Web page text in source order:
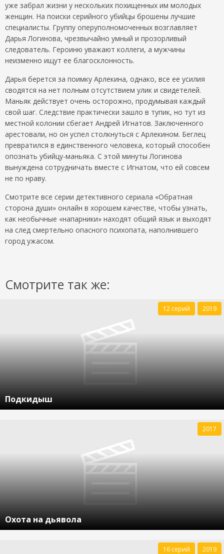
уже забрал жизни у нескольких похищенных им молодых
женщин. На поиски серийного убийцы брошены лучшие
специалисты. Группу оперуполномоченных возглавляет
Дарья Логинова, чрезвычайно умный и прозорливый
следователь. Героиню уважают коллеги, а мужчины
неизменно ищут ее благосклонность.
Дарья берется за поимку Арлекина, однако, все ее усилия
сводятся на нет полным отсутствием улик и свидетелей.
Маньяк действует очень осторожно, продумывая каждый
свой шаг. Следствие практически зашло в тупик, но тут из
местной колонии сбегает Андрей Игнатов. Заключенного
арестовали, но он успел столкнуться с Арлекином. Беглец
превратился в единственного человека, который способен
опознать убийцу-маньяка. С этой минуты Логинова
вынуждена сотрудничать вместе с Игнатом, что ей совсем
не по нраву.
Смотрите все серии детективного сериала «Обратная
сторона души» онлайн в хорошем качестве, чтобы узнать,
как необычные «напарники» находят общий язык и выходят
на след смертельно опасного психопата, наполнившего
город ужасом.
Смотрите так же:
Подкидыш
12 серий 2019
Охота на дьявола
2017
16 серий 2019